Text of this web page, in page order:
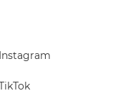
Instagram